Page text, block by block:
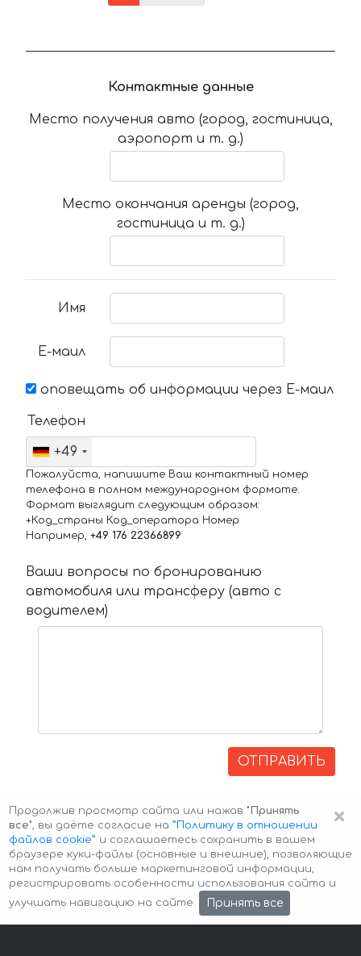
Контактные данные
Место получения авто (город, гостиница,
аэропорт и т. д.)
Место окончания аренды (город,
гостиница и т. д.)
Имя
Е-маил
оповещать об информации через Е-маил
Телефон
+49
Пожалуйста, напишите Ваш контактный номер
телефона в полном международном формате.
Формат выглядит следующим образом:
+Код_страны Код_оператора Номер
Например, +49 176 22366899
Ваши вопросы по бронированию
автомобиля или трансферу (авто с
водителем)
ОТПРАВИТЬ
Авторские права © 2026 Авто-Аренда Cookie Policy
×
Продолжив просмотр сайта или нажав "Принять
все", вы даёте согласие на ”Политику в отношении
файлов cookie” и соглашаетесь сохранить в вашем
браузере куки-файлы (основные и внешние), позволяющие
нам получать больше маркетинговой информации,
регистрировать особенности использования сайта и
улучшать навигацию на сайте.
Принять все